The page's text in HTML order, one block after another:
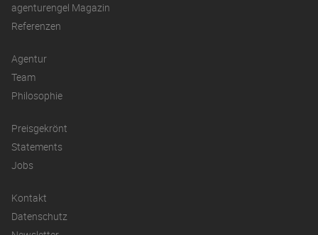
agenturengel Magazin
Referenzen
Agentur
Team
Philosophie
Preisgekrönt
Statements
Jobs
Kontakt
Datenschutz